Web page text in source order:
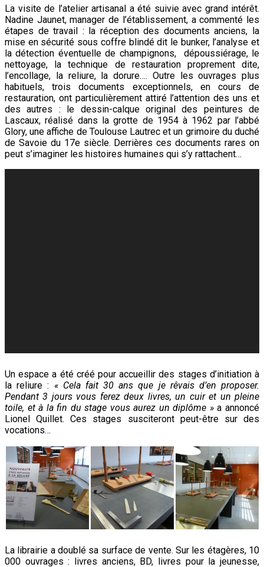
La visite de l’atelier artisanal a été suivie avec grand intérêt.
Nadine Jaunet, manager de l’établissement, a commenté les
étapes de travail : la réception des documents anciens, la
mise en sécurité sous coffre blindé dit le bunker, l’analyse et
la détection éventuelle de champignons, dépoussiérage, le
nettoyage, la technique de restauration proprement dite,
l’encollage, la reliure, la dorure…. Outre les ouvrages plus
habituels, trois documents exceptionnels, en cours de
restauration, ont particulièrement attiré l’attention des uns et
des autres : le dessin-calque original des peintures de
Lascaux, réalisé dans la grotte de 1954 à 1962 par l’abbé
Glory, une affiche de Toulouse Lautrec et un grimoire du duché
de Savoie du 17e siècle. Derrières ces documents rares on
peut s’imaginer les histoires humaines qui s’y rattachent…
Un espace a été créé pour accueillir des stages d’initiation à
la reliure : « Cela fait 30 ans que je rêvais d’en proposer.
Pendant 3 jours vous ferez deux livres, un cuir et un pleine
toile, et à la fin du stage vous aurez un diplôme »a annoncé
Lionel Quillet. Ces stages susciteront peut-être sur des
vocations…
La librairie a doublé sa surface de vente. Sur les étagères, 10
000 ouvrages : livres anciens, BD, livres pour la jeunesse,